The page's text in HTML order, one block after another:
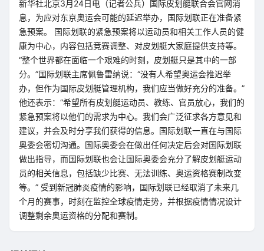
新华社北京3月24日电（记者公兵）国际皮划艇联合会官网消
息，为应对东京奥运会可能的延迟举办，国际划联正在准备紧
急预案。 国际划联的紧急预案将以运动员和相关工作人员的健
康为中心，内容包括竞赛调整、对皮划艇大家庭提供支持等。
“整个世界都在面临一个艰难的时刻，皮划艇只是其中的一部
分。”国际划联主席佩鲁雷纳说：“没有人希望奥运会推迟举
办，但作为国际皮划艇管理机构，我们应当做好充分的准备。”
他还表示：“希望所有皮划艇运动员、教练、官员放心，我们的
紧急预案将以他们的需求为中心。我们会广泛征求各方意见和
建议，并会及时分享我们获得的信息。国际划联一直在与国际
奥委会密切沟通。国际奥委会在做出任何决定后会对国际划联
做出指导，而国际划联也会让国际奥委会充分了解皮划艇运动
员的相关信息，包括缺少比赛、无法训练、奥运资格赛制改变
等。” 受到新冠肺炎疫情的影响，国际划联已经取消了未来几
个月的赛事，时刻在监控全球疫情走势，并根据疫情情况设计
调整剩余奥运资格的分配和赛制。